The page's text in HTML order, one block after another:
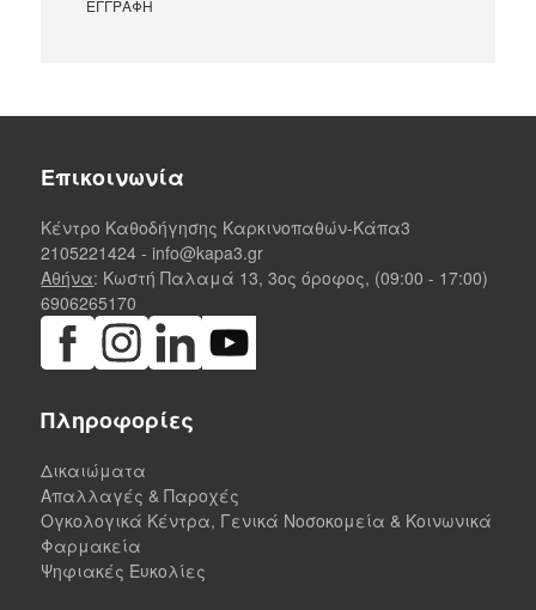
Επικοινωνία
Κέντρο Καθοδήγησης Καρκινοπαθών-Κάπα3
2105221424 - info@kapa3.gr
Αθήνα: Κωστή Παλαμά 13, 3ος όροφος, (09:00 - 17:00)
6906265170
Πληροφορίες
Δικαιώματα
Απαλλαγές & Παροχές
Ογκολογικά Κέντρα, Γενικά Νοσοκομεία & Κοινωνικά
Φαρμακεία
Ψηφιακές Ευκολίες